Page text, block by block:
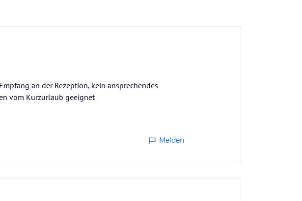
an der Rezeption, kein ansprechendes
vom Kurzurlaub geeignet
Melden